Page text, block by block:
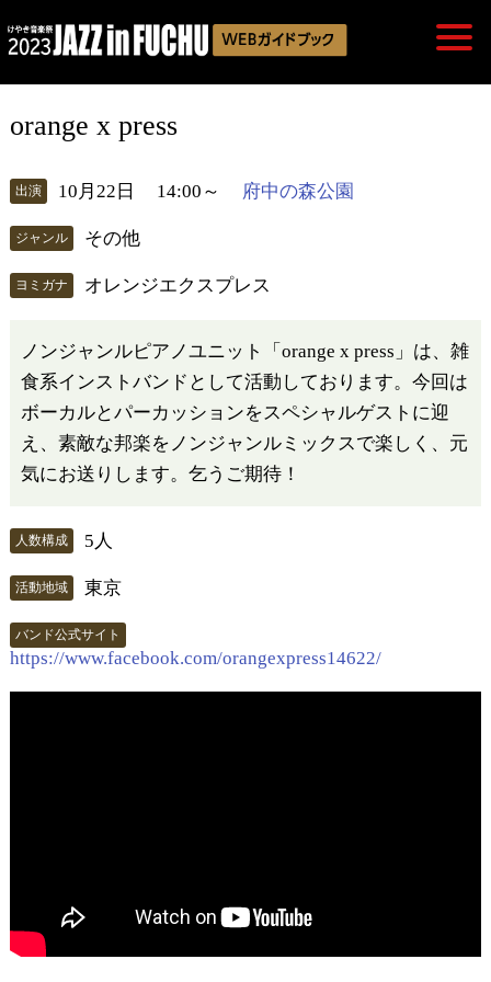
orange x press
出演 10月22日 14:00～ 府中の森公園
ジャンル その他
ヨミガナ オレンジエクスプレス
ノンジャンルピアノユニット「orange x press」は、雑
食系インストバンドとして活動しております。今回は
ボーカルとパーカッションをスペシャルゲストに迎
え、素敵な邦楽をノンジャンルミックスで楽しく、元
気にお送りします。乞うご期待！
人数構成 5人
活動地域 東京
バンド公式サイト
https://www.facebook.com/orangexpress14622/